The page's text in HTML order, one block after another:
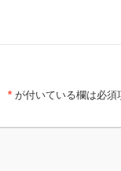
* が付いている欄は必須